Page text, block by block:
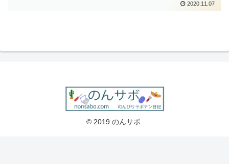
2020.11.07
© 2019 のんサボ.